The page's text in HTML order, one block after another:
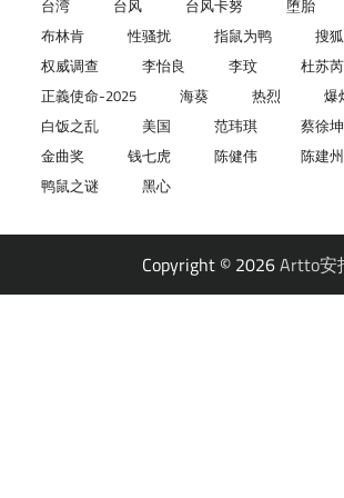
台湾
台风 台风卡努 堕胎
布林肯
性骚扰 指鼠为鸭 搜狐
权威调查
李怡良 李玟
杜苏芮
正義使命-2025
海葵 热烈 爆
白饭之乱
美国 范玮琪 蔡徐坤
金曲奖
钱七虎 陈健伟 陈建州
鸭鼠之谜
黑心
Copyright © 2026Artto安